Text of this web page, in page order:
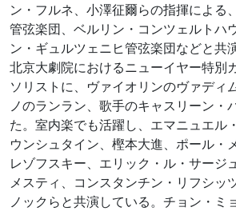
ン・フルネ、小澤征爾らの指揮による
管弦楽団、ベルリン・コンツェルトハ
ン・ギュルツェニヒ管弦楽団などと共
北京大劇院におけるニューイヤー特別
ソリストに、ヴァイオリンのヴァディ
ノのランラン、歌手のキャスリーン・
た。室内楽でも活躍し、エマニュエル
ウンシュタイン、樫本大進、ポール・
レゾフスキー、エリック・ル・サージ
メスティ、コンスタンチン・リフシッ
ノックらと共演している。チョン・ミ